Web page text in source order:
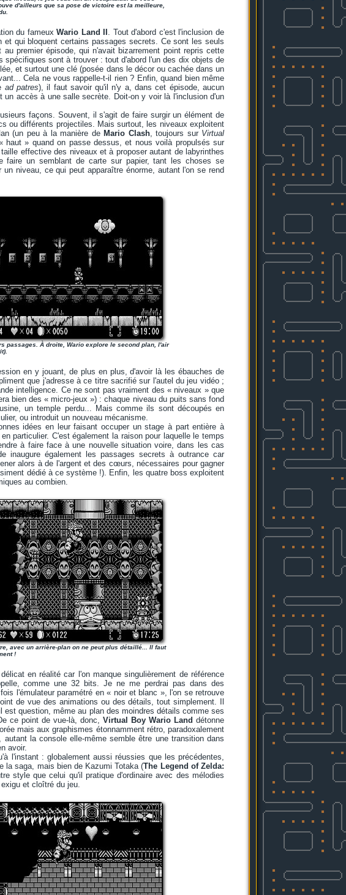
d'ailleurs que sa pose de victoire est la meilleure,
du fameuxWario Land II . Tout d'abord c'est l'inclusion de
qui bloquent certains passages secrets. Ce sont les seuls
premier épisode, qui n'avait bizarrement point repris cette
spécifiques sont à trouver : tout d'abord l'un des dix objets de
et surtout une clé (posée dans le décor ou cachée dans un
Cela ne vous rappelle-t-il rien ? Enfin, quand bien même
ad patres), il faut savoir qu'il n'y a, dans cet épisode, aucun
accès à une salle secrète. Doit-on y voir là l'inclusion d'un
façons. Souvent, il s'agit de faire surgir un élément de
ou différents projectiles. Mais surtout, les niveaux exploitent
(un peu à la manière de Mario Clash, toujours sur Virtual
» quand on passe dessus, et nous voilà propulsés sur
effective des niveaux et à proposer autant de labyrinthes
faire un semblant de carte sur papier, tant les choses se
niveau, ce qui peut apparaître énorme, autant l'on se rend
passages. À droite, Wario explore le second plan, l'air
en y jouant, de plus en plus, d'avoir là les ébauches de
que j'adresse à ce titre sacrifié sur l'autel du jeu vidéo ;
intelligence. Ce ne sont pas vraiment des « niveaux » que
bien des « micro-jeux ») : chaque niveau du puits sans fond
un temple perdu... Mais comme ils sont découpés en
ou introduit un nouveau mécanisme.
idées en leur faisant occuper un stage à part entière à
particulier. C'est également la raison pour laquelle le temps
à faire face à une nouvelle situation voire, dans les cas
inaugure également les passages secrets à outrance car
alors à de l'argent et des cœurs, nécessaires pour gagner
dédié à ce système !). Enfin, les quatre boss exploitent
au combien.
avec un arrière-plan on ne peut plus détaillé... Il faut
!
en réalité car l'on manque singulièrement de référence
comme une 32 bits. Je ne me perdrai pas dans des
l'émulateur paramétré en « noir et blanc », l'on se retrouve
de vue des animations ou des détails, tout simplement. Il
question, même au plan des moindres détails comme ses
ce point de vue-là, donc,Virtual Boy Wario Land détonne
mais aux graphismes étonnamment rétro, paradoxalement
la console elle-même semble être une transition dans
avoir.
l'instant : globalement aussi réussies que les précédentes,
la saga, mais bien de Kazumi Totaka (The Legend of Zelda:
style que celui qu'il pratique d'ordinaire avec des mélodies
et cloîtré du jeu.